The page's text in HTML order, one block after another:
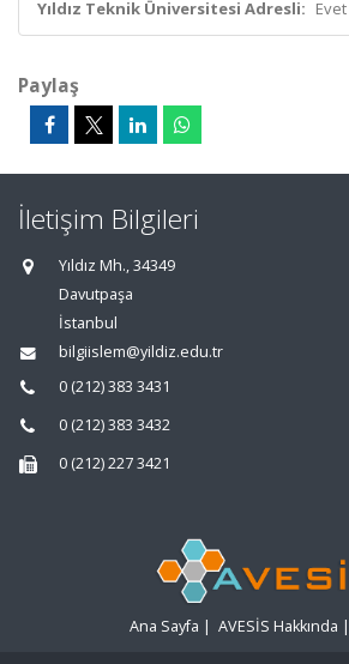
Yıldız Teknik Üniversitesi Adresli: Evet
Paylaş
İletişim Bilgileri
Yıldız Mh., 34349
Davutpaşa
İstanbul
bilgiislem@yildiz.edu.tr
0 (212) 383 3431
0 (212) 383 3432
0 (212) 227 3421
Ana Sayfa | AVESİS Hakkında |